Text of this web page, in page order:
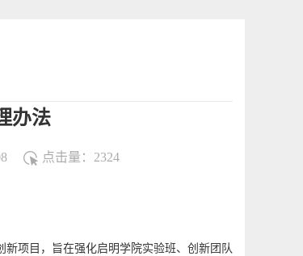
办法
点击量： 2324
项目，旨在强化启明学院实验班、创新团队